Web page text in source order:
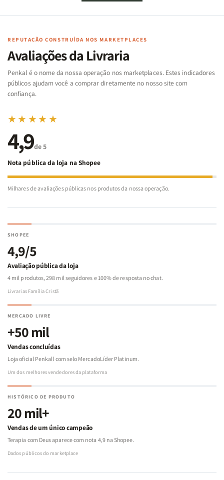
Cartas
Famílias
Bíblia
-
Penkal
Cartas
Famílias
da
Bíblia
-
Penkal
|
de
|
REPUTAÇÃO CONSTRUÍDA NOS MARKETPLACES
Avaliações da Livraria
Penkal é o nome da nossa operação nos marketplaces. Estes indicadores
públicos ajudam você a comprar diretamente no nosso site com
confiança.
★★★★★
4,9de 5
Nota pública da loja na Shopee
Milhares de avaliações públicas nos produtos da nossa operação.
SHOPEE
4,9/5
Avaliação pública da loja
4 mil produtos, 298 mil seguidores e 100% de resposta no chat.
Livrarias Família Cristã
MERCADO LIVRE
+50 mil
Vendas concluídas
Loja oficial Penkall com selo MercadoLíder Platinum.
Um dos melhores vendedores da plataforma
HISTÓRICO DE PRODUTO
20 mil+
Vendas de um único campeão
Terapia com Deus aparece com nota 4,9 na Shopee.
Dados públicos do marketplace